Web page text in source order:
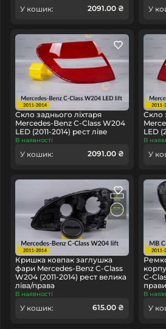
У кошик: 2091.00 ₴ У
Скло заднього ліхтаря
Mercedes-Benz C-Class W204
LED (2011-2014) рест ліве
В наявності
У кошик: 2091.00 ₴
Скло
LED
В
У
Кришка ковпак заглушка
фари Mercedes-Benz C-Class
W204 (2011-2014) рест велика
ліва/права
В наявності
У кошик: 615.00 ₴
C-
В
У